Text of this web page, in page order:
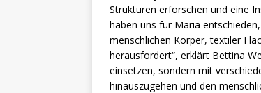
Strukturen erforschen und eine
haben uns für Maria
menschlichen Körper, textiler
herausfordert“, erklärt Bettina
einsetzen, sondern mit
hinauszugehen und den